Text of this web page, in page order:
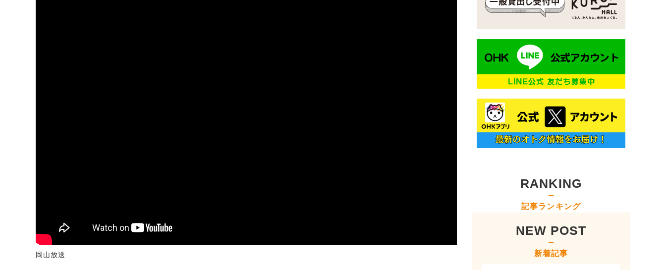
岡山放送
RANKING
記事ランキング
NEW POST
新着記事